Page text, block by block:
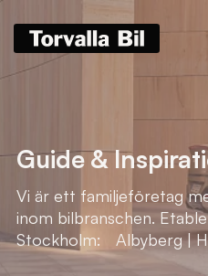
Guide &
Vi är ett familjeföretag
inom bilbranschen.
Stockholm: Albyberg |